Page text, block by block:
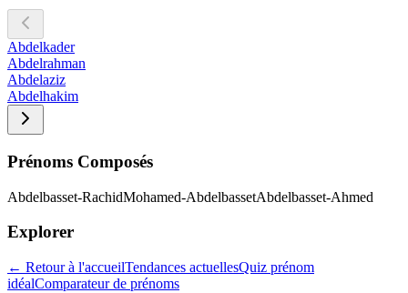
Abdelkader
Abdelrahman
Abdelaziz
Abdelhakim
Prénoms Composés
Abdelbasset-RachidMohamed-AbdelbassetAbdelbasset-Ahmed
Explorer
← Retour à l'accueilTendances actuellesQuiz prénom
idéalComparateur de prénoms